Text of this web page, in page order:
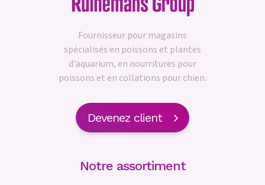
Fournisseur pour magasins
spécialisés en poissons et plantes
d'aquarium, en nourritures pour
poissons et en collations pour chien.
Devenez client
Notre assortiment